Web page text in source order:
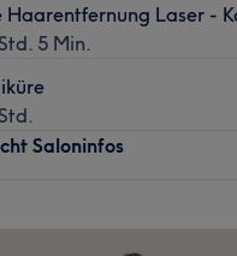
Haarentfernung Laser -
5 Min.
Saloninfos